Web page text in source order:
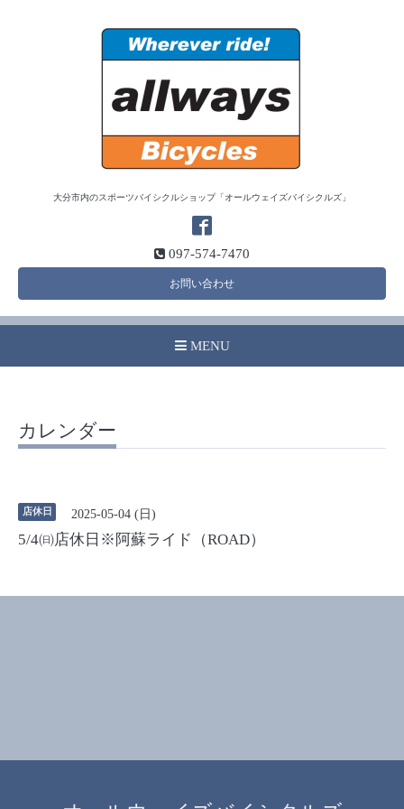
大分市内のスポーツバイシクルショップ「オールウェイズバイシクルズ」
097-574-7470
お問い合わせ
MENU
カレンダー
店休日 2025-05-04 (日)
5/4㈰店休日※阿蘇ライド（ROAD）